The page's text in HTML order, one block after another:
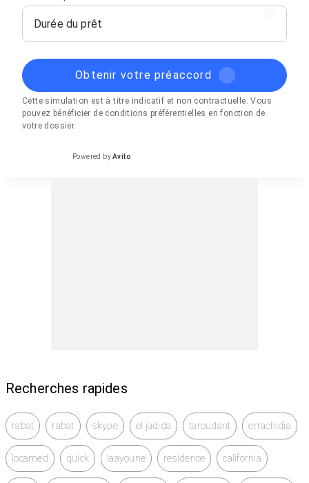
Durée du prêt
Obtenir votre préaccord
Cette simulation est à titre indicatif et non contractuelle. Vous
pouvez bénéficier de conditions préférentielles en fonction de
votre dossier.
Powered byAvito
Recherches rapides
rabat rabat skype el jadida taroudant errachidia
locamed quick laayoune residence california